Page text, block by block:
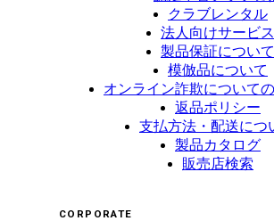
クラブレンタル
法人向けサービス
製品保証について
模倣品について
オンライン詐欺について
返品ポリシー
支払方法・配送につ
製品カタログ
販売店検索
CORPORATE